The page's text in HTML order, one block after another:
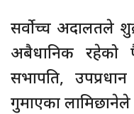
सर्वोच्च अदालतले
अबैधानिक रहेको
सभापति,
गुमाएका